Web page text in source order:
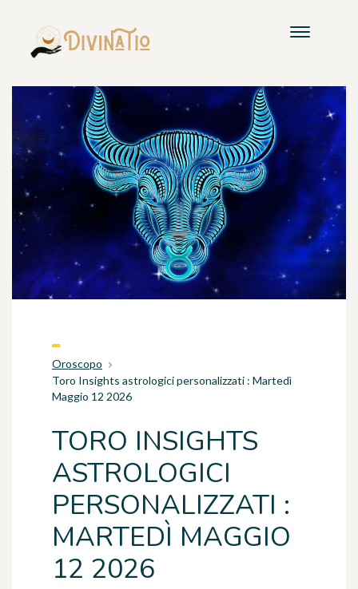
Oroscopo
Toro Insights astrologici personalizzati : Martedì
Maggio 12 2026
TORO INSIGHTS
ASTROLOGICI
PERSONALIZZATI :
MARTEDÌ MAGGIO
12 2026